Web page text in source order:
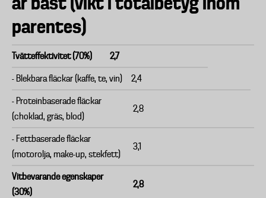
parentes)
Tvätteffektivitet (70%) 2,7
- Blekbara fläckar (kaffe, te, vin) 2,4
- Proteinbaserade fläckar
(choklad, gräs, blod)
2,8
- Fettbaserade fläckar
(motorolja, make-up, stekfett)
3,1
Vitbevarande egenskaper
(30%)
2,8